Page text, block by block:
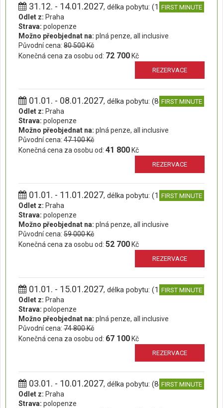
31.12. - 14.01.2027, délka pobytu: (15 dní)FIRST MINUTE
Odlet z: Praha
Strava: polopenze
Možno přeobjednat na: plná penze, all inclusive
Původní cena: 80 500 Kč
Konečná cena za osobu od: 72 700 Kč
REZERVACE
01.01. - 08.01.2027, délka pobytu: (8 dní)FIRST MINUTE
Odlet z: Praha
Strava: polopenze
Možno přeobjednat na: plná penze, all inclusive
Původní cena: 47 100 Kč
Konečná cena za osobu od: 41 800 Kč
REZERVACE
01.01. - 11.01.2027, délka pobytu: (11 dní)FIRST MINUTE
Odlet z: Praha
Strava: polopenze
Možno přeobjednat na: plná penze, all inclusive
Původní cena: 59 000 Kč
Konečná cena za osobu od: 52 700 Kč
REZERVACE
01.01. - 15.01.2027, délka pobytu: (15 dní)FIRST MINUTE
Odlet z: Praha
Strava: polopenze
Možno přeobjednat na: plná penze, all inclusive
Původní cena: 74 800 Kč
Konečná cena za osobu od: 67 100 Kč
REZERVACE
03.01. - 10.01.2027, délka pobytu: (8 dní)FIRST MINUTE
Odlet z: Praha
Strava: polopenze